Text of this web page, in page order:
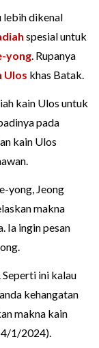
lebih dikenal
spesial untuk
yong. Rupanya
Ulos khas Batak.
kain Ulos untuk
pada
kain Ulos
yong, Jeong
makna
Ia ingin pesan
Seperti ini kalau
kehangatan
makna kain
1/2024).